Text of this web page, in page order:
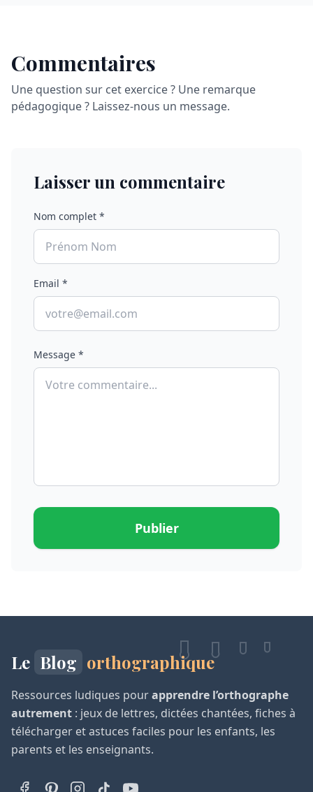
Commentaires
Une question sur cet exercice ? Une remarque
pédagogique ? Laissez-nous un message.
Laisser un commentaire
Nom complet *
Email *
Message *
Publier
Le Blog orthographique
Ressources ludiques pourapprendre l’orthographe
autrement : jeux de lettres, dictées chantées, fiches à
télécharger et astuces faciles pour les enfants, les
parents et les enseignants.